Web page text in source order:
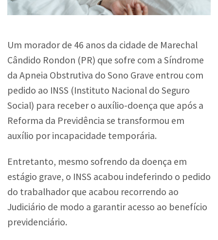
Um morador de 46 anos da cidade de Marechal
Cândido Rondon (PR) que sofre com a Síndrome
da Apneia Obstrutiva do Sono Grave entrou com
pedido ao INSS (Instituto Nacional do Seguro
Social) para receber o auxílio-doença que após a
Reforma da Previdência se transformou em
auxílio por incapacidade temporária.
Entretanto, mesmo sofrendo da doença em
estágio grave, o INSS acabou indeferindo o pedido
do trabalhador que acabou recorrendo ao
Judiciário de modo a garantir acesso ao benefício
previdenciário.